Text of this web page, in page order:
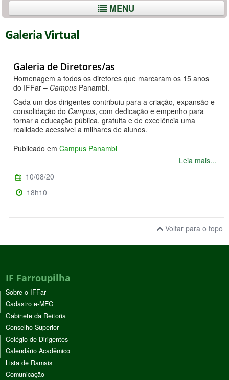
MENU
Galeria Virtual
Galeria de Diretores/as
Homenagem a todos os diretores que marcaram os 15 anos
do IFFar – Campus Panambi.
Cada um dos dirigentes contribuiu para a criação, expansão e
consolidação do Campus, com dedicação e empenho para
tornar a educação pública, gratuita e de excelência uma
realidade acessível a milhares de alunos.
Publicado em Campus Panambi
Leia mais...
10/08/20
18h10
Voltar para o topo
IF Farroupilha
Sobre o IFFar
Cadastro e-MEC
Gabinete da Reitoria
Conselho Superior
Colégio de Dirigentes
Calendário Acadêmico
Lista de Ramais
Comunicação